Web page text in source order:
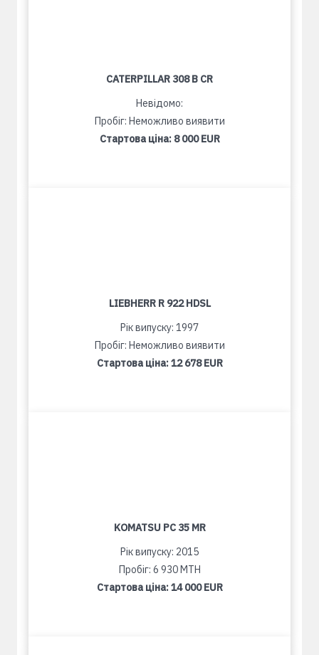
CATERPILLAR 308 B CR
Невідомо:
Пробіг: Неможливо виявити
Стартова ціна: 8 000 EUR
LIEBHERR R 922 HDSL
Рік випуску: 1997
Пробіг: Неможливо виявити
Стартова ціна:12 678 EUR
KOMATSU PC 35 MR
Рік випуску: 2015
Пробіг: 6 930 MTH
Стартова ціна:14 000 EUR